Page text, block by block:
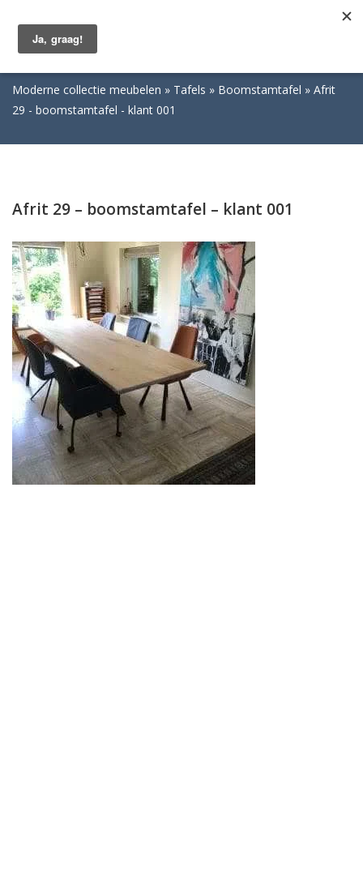
Moderne collectie meubelen Tafels Boomstamtafel
Afrit
29 - boomstamtafel - klant 001
Afrit 29 – boomstamtafel – klant 001